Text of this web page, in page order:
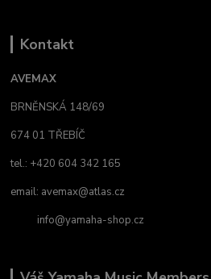
Kontakt
AVEMAX
BRNĚNSKÁ 148/69
674 01 TŘEBÍČ
tel.: +420 604 342 165
email: avemax@atlas.cz
info@yamaha-shop.cz